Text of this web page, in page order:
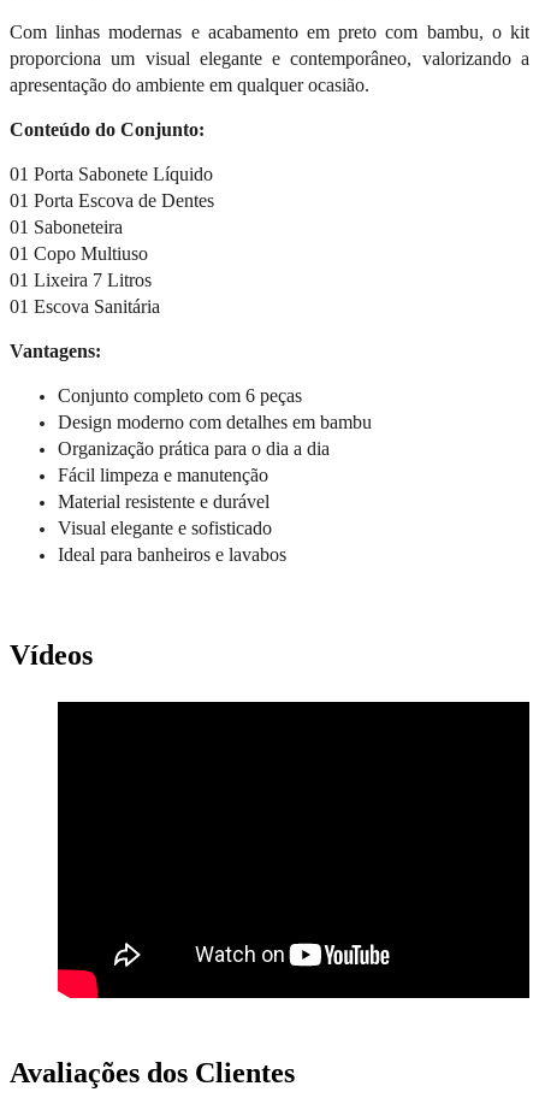
Com linhas modernas e acabamento em preto com bambu, o kit
proporciona um visual elegante e contemporâneo, valorizando a
apresentação do ambiente em qualquer ocasião.
Conteúdo do Conjunto:
01 Porta Sabonete Líquido
01 Porta Escova de Dentes
01 Saboneteira
01 Copo Multiuso
01 Lixeira 7 Litros
01 Escova Sanitária
Vantagens:
Conjunto completo com 6 peças
Design moderno com detalhes em bambu
Organização prática para o dia a dia
Fácil limpeza e manutenção
Material resistente e durável
Visual elegante e sofisticado
Ideal para banheiros e lavabos
Vídeos
Avaliações dos Clientes